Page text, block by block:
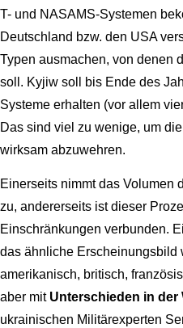
T- und NASAMS-Systemen
Deutschland bzw. den USA
Typen ausmachen, von denen
soll. Kyjiw soll bis Ende des
Systeme erhalten (vor allem
Das sind viel zu wenige, um
wirksam abzuwehren.
Einerseits nimmt das Volumen
zu, andererseits ist dieser
Einschränkungen verbunden.
das ähnliche Erscheinungsbild
amerikanisch, britisch,
aber mit Unterschieden in der
ukrainischen Militärexperten